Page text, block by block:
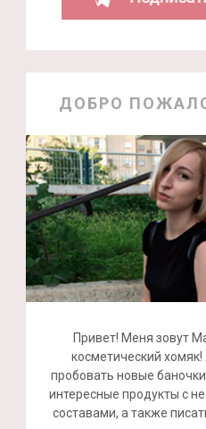
ДОБРО
Привет! Меня зовут
косметический
пробовать новые
интересные продукты с
составами, а также